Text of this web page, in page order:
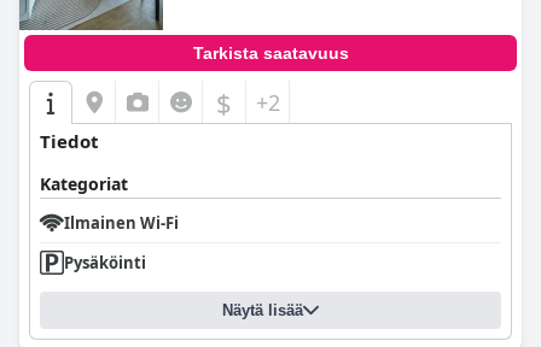
Tarkista saatavuus
$ +2
Tiedot
Kategoriat
Ilmainen Wi-Fi
Pysäköinti
Näytä lisää